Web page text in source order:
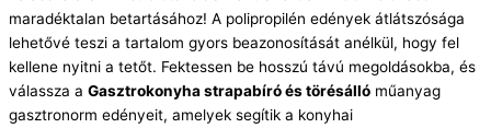
maradéktalan betartásához! A polipropilén edények átlátszósága
lehetővé teszi a tartalom gyors beazonosítását anélkül, hogy fel
kellene nyitni a tetőt. Fektessen be hosszú távú megoldásokba, és
válassza a Gasztrokonyha strapabíró és törésálló műanyag
gasztronorm edényeit, amelyek segítik a konyhai